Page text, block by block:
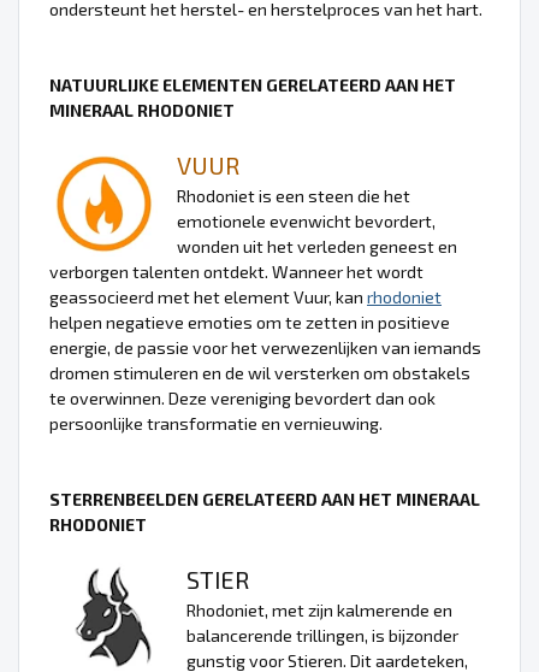
ondersteunt het herstel- en herstelproces van het hart.
NATUURLIJKE ELEMENTEN GERELATEERD AAN HET
MINERAAL RHODONIET
VUUR
Rhodoniet is een steen die het
emotionele evenwicht bevordert,
wonden uit het verleden geneest en
verborgen talenten ontdekt. Wanneer het wordt
geassocieerd met het element Vuur, kan rhodoniet
helpen negatieve emoties om te zetten in positieve
energie, de passie voor het verwezenlijken van iemands
dromen stimuleren en de wil versterken om obstakels
te overwinnen. Deze vereniging bevordert dan ook
persoonlijke transformatie en vernieuwing.
STERRENBEELDEN GERELATEERD AAN HET MINERAAL
RHODONIET
STIER
Rhodoniet, met zijn kalmerende en
balancerende trillingen, is bijzonder
gunstig voor Stieren. Dit aardeteken,